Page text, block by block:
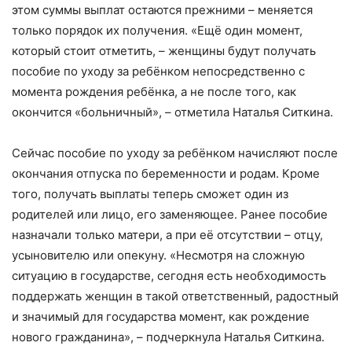
этом суммы выплат остаются прежними – меняется
только порядок их получения. «Ещё один момент,
который стоит отметить, – женщины будут получать
пособие по уходу за ребёнком непосредственно с
момента рождения ребёнка, а не после того, как
окончится «больничный», – отметила Наталья Ситкина.
Сейчас пособие по уходу за ребёнком начисляют после
окончания отпуска по беременности и родам. Кроме
того, получать выплаты теперь сможет один из
родителей или лицо, его заменяющее. Ранее пособие
назначали только матери, а при её отсутствии – отцу,
усыновителю или опекуну. «Несмотря на сложную
ситуацию в государстве, сегодня есть необходимость
поддержать женщин в такой ответственный, радостный
и значимый для государства момент, как рождение
нового гражданина», – подчеркнула Наталья Ситкина.